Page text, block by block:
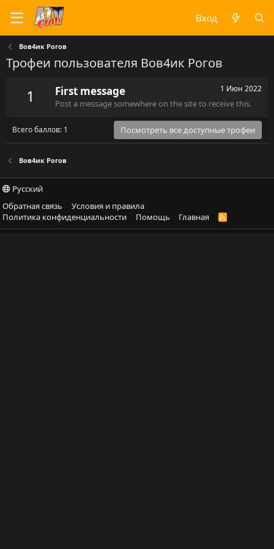
Вход
Вов4ик Рогов
Трофеи пользователя Вов4ик Рогов
1 1 Июн 2022
First message
Post a message somewhere on the site to receive this.
Всего баллов: 1 Посмотреть все доступные трофеи
Вов4ик Рогов
Русский
Обратная связь
Условия и правила
Политика конфиденциальности
Помощь Главная
R